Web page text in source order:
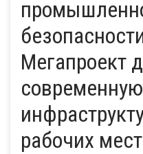
Мегапроект
современную
рабочих